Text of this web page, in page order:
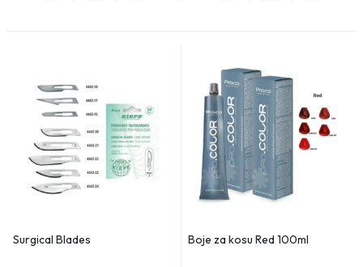
Surgical Blades Boje za kosu Red 100ml